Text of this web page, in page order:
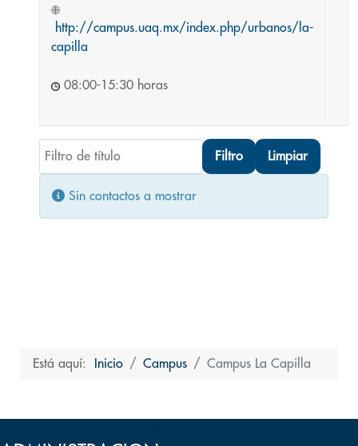
http://campus.uaq.mx/index.php/urbanos/la-
capilla
08:00-15:30 horas
Filtro de título
Filtro Limpiar
Información
Sin contactos a mostrar
Está aquí: Inicio Campus Campus La Capilla